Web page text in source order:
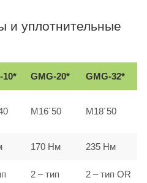
и уплотнительные
10* GMG-20* GMG-32*
M16´50 M18´50
170 Нм 235 Нм
2 – тип
2 – тип OR